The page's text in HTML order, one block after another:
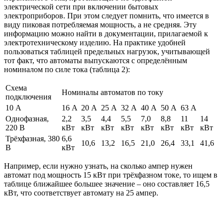
электрической сети при включении бытовых
электроприборов. При этом следует помнить, что имеется в
виду пиковая потребляемая мощность, а не средняя. Эту
информацию можно найти в документации, прилагаемой к
электротехническому изделию. На практике удобней
пользоваться таблицей предельных нагрузок, учитывающей
тот факт, что автоматы выпускаются с определённым
номиналом по силе тока (таблица 2):
Схема
подключения
Номиналы автоматов по току
10 А
16 А 20 А 25 А 32 А 40 А 50 А 63 А
Однофазная,
220 В
2,2
кВт
3,5
кВт
4,4
кВт
5,5
кВт
7,0
кВт
8,8
кВт
11
кВт
14
кВт
Трёхфазная, 380
В
6,6
кВт
10,6 13,2 16,5 21,0 26,4 33,1 41,6
Например, если нужно узнать, на сколько ампер нужен
автомат под мощность 15 кВт при трёхфазном токе, то ищем в
таблице ближайшее большее значение – оно составляет 16,5
кВт, что соответствует автомату на 25 ампер.